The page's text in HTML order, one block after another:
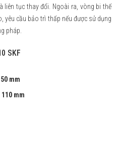
liên tục thay đổi. Ngoài ra, vòng bi thế
yêu cầu bảo trì thấp nếu được sử dụng
pháp.
SKF
mm
mm